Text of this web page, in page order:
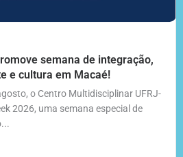
semana de integração,
e cultura em Macaé!
o Centro Multidisciplinar UFRJ-
2026, uma semana especial de